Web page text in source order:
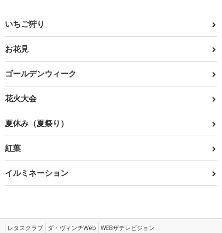
いちご狩り
お花見
ゴールデンウィーク
花火大会
夏休み（夏祭り）
紅葉
イルミネーション
レタスクラブ ダ・ヴィンチWeb WEBザテレビジョン